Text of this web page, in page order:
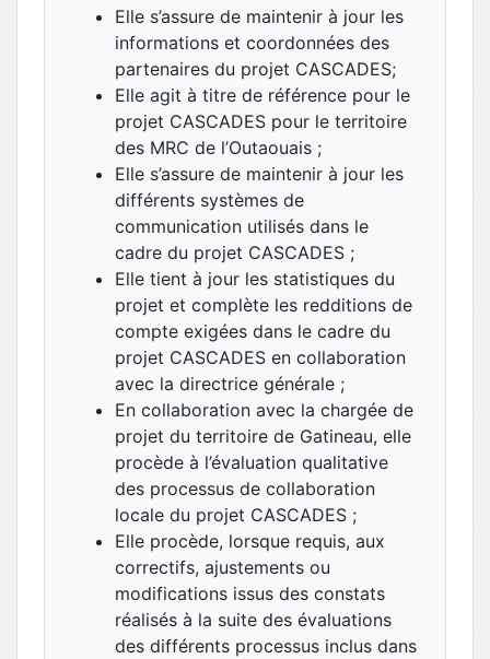
Elle s’assure de maintenir à jour les
informations et coordonnées des
partenaires du projet CASCADES;
Elle agit à titre de référence pour le
projet CASCADES pour le territoire
des MRC de l’Outaouais ;
Elle s’assure de maintenir à jour les
différents systèmes de
communication utilisés dans le
cadre du projet CASCADES ;
Elle tient à jour les statistiques du
projet et complète les redditions de
compte exigées dans le cadre du
projet CASCADES en collaboration
avec la directrice générale ;
En collaboration avec la chargée de
projet du territoire de Gatineau, elle
procède à l’évaluation qualitative
des processus de collaboration
locale du projet CASCADES ;
Elle procède, lorsque requis, aux
correctifs, ajustements ou
modifications issus des constats
réalisés à la suite des évaluations
des différents processus inclus dans